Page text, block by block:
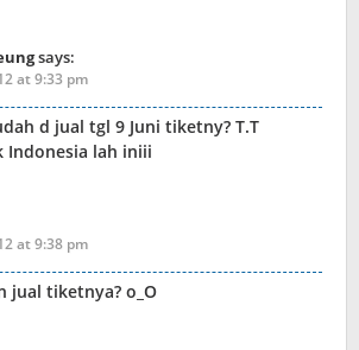
says:
at 9:33 pm
d jual tgl 9 Juni tiketny? T.T
Indonesia lah iniii
at 9:38 pm
jual tiketnya? o_O